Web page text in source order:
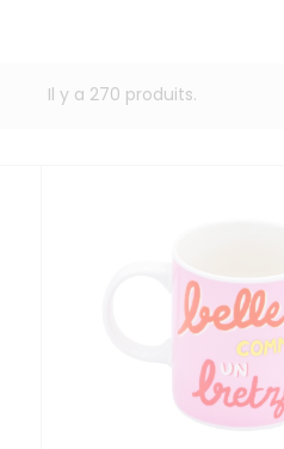
Il y a 270 produits.